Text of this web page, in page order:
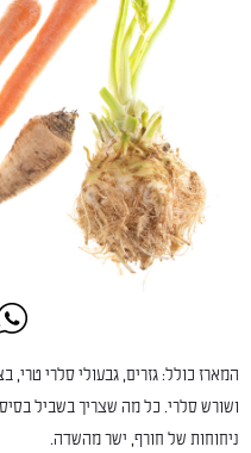
המארז כולל: גזרים, גבעולי סלרי טרי,
ושורש סלרי. כל מה שצריך בשביל
ניחוחות של חורף, ישר מהשדה.